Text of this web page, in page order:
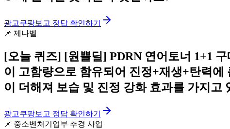
광고쿠팡보고 정답 확인하기
📌 제나벨
[오늘 퀴즈] ️[원쁠딜] PDRN 연어토너 1+1
이 고함량으로 함유되어 진정+재생+탄력
이 더해져 보습 및 진정 강화 효과를 가지
광고쿠팡보고 정답 확인하기
📌 중소벤처기업부 추경 사업